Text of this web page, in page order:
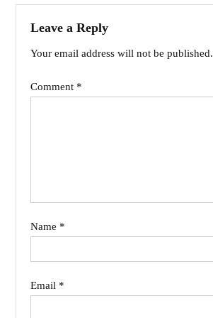
Leave a Reply
Your email address will not be published.
Comment *
Name *
Email *